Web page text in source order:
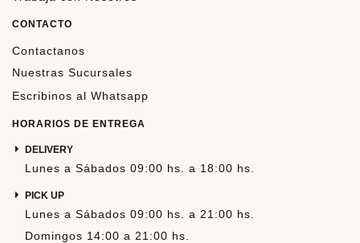
CONTACTO
Contactanos
Nuestras Sucursales
Escribinos al Whatsapp
HORARIOS DE ENTREGA
DELIVERY
Lunes a Sábados 09:00 hs. a 18:00 hs.
PICK UP
Lunes a Sábados 09:00 hs. a 21:00 hs.
Domingos 14:00 a 21:00 hs.